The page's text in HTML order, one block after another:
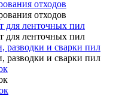
отходов
отходов
для ленточных пил
для ленточных пил
разводки и сварки пил
разводки и сварки пил